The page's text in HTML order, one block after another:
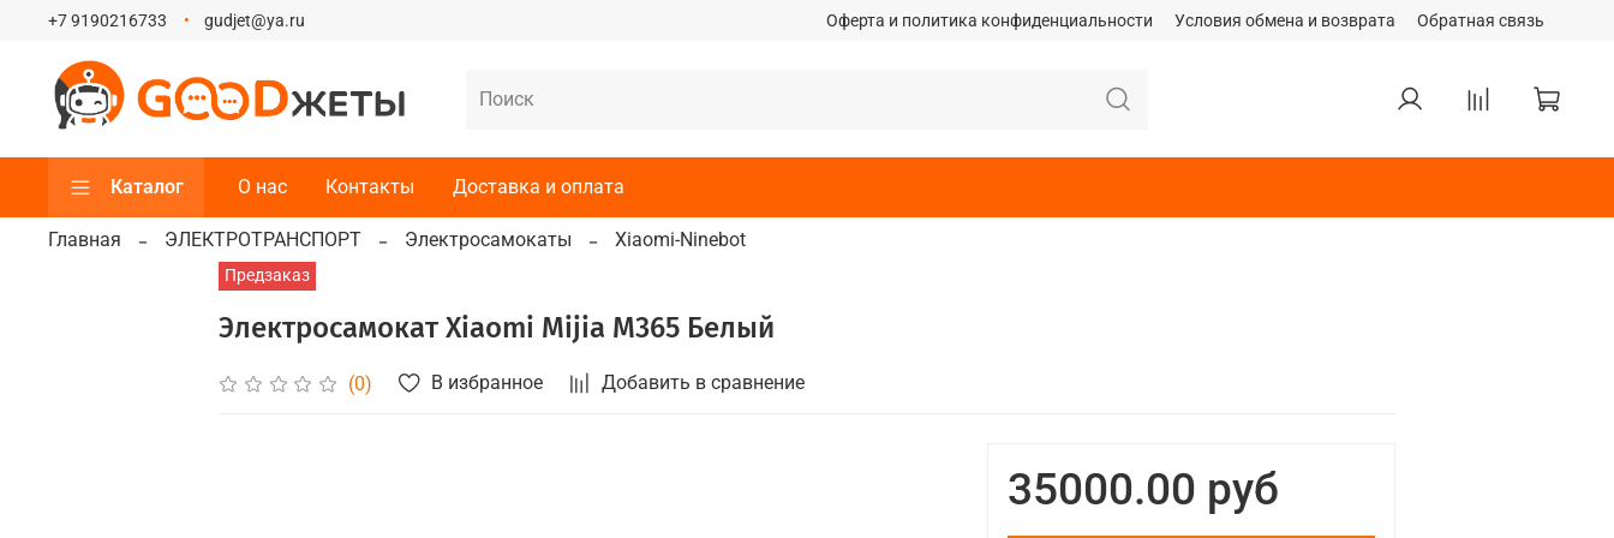
Оферта и политика конфиденциальности Условия обмена и возврата Обратная связь
+7 9190216733 gudjet@ya.ru
Каталог О нас Контакты Доставка и оплата
Главная ЭЛЕКТРОТРАНСПОРТ Электросамокаты Xiaomi-Ninebot
Предзаказ
Электросамокат Xiaomi Mijia M365 Белый
(0) В избранное Добавить в сравнение
35000.00 руб